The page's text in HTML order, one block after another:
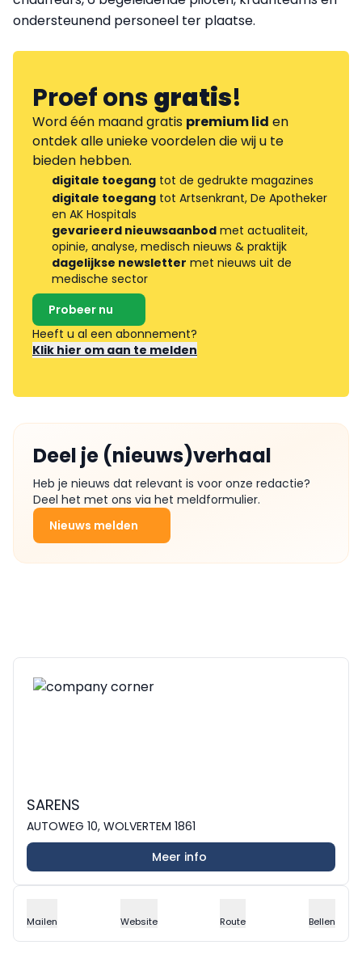
ondersteunend personeel ter plaatse.
Proef onsgratis!
Word één maand gratis premium lid en
ontdek alle unieke voordelen die wij u te
bieden hebben.
digitale toegang tot de gedrukte magazines
digitale toegang tot Artsenkrant, De Apotheker
en AK Hospitals
gevarieerd nieuwsaanbod met actualiteit,
opinie, analyse, medisch nieuws & praktijk
dagelijkse newsletter met nieuws uit de
medische sector
Probeer nu
Heeft u al een abonnement?
Klik hier om aan te melden
Deel je (nieuws)verhaal
Heb je nieuws dat relevant is voor onze redactie?
Deel het met ons via het meldformulier.
Nieuws melden
SARENS
AUTOWEG 10, WOLVERTEM 1861
Meer info
Mailen Website Route Bellen